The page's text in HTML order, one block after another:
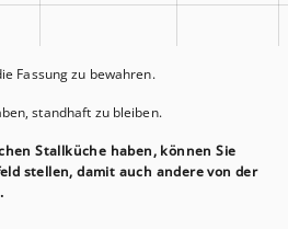
Fassung zu bewahren.
standhaft zu bleiben.
Stallküche haben, können Sie
stellen, damit auch andere von der